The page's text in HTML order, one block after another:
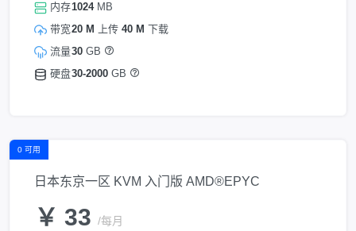
内存
带宽
流量
硬盘
1024MB
20 M
上传 40 M 下载
30 GB
30-2000 GB
0 可用
日本东京一区 KVM 入门版 AMD®EPYC
￥ 33 /每月